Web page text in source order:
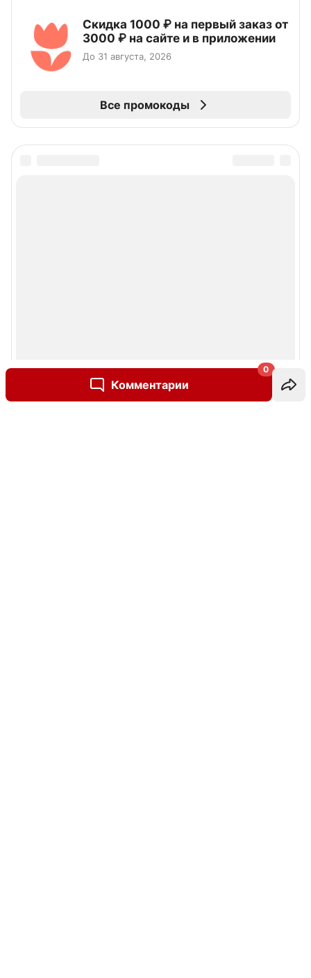
Комментарии
0
Скидка 1000 ₽ на первый заказ от
3000 ₽ на сайте и в приложении
До 31 августа, 2026
Все промокоды